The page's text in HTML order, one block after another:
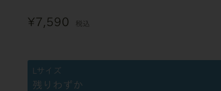
¥7,590 税込
Lサイズ
残りわずか